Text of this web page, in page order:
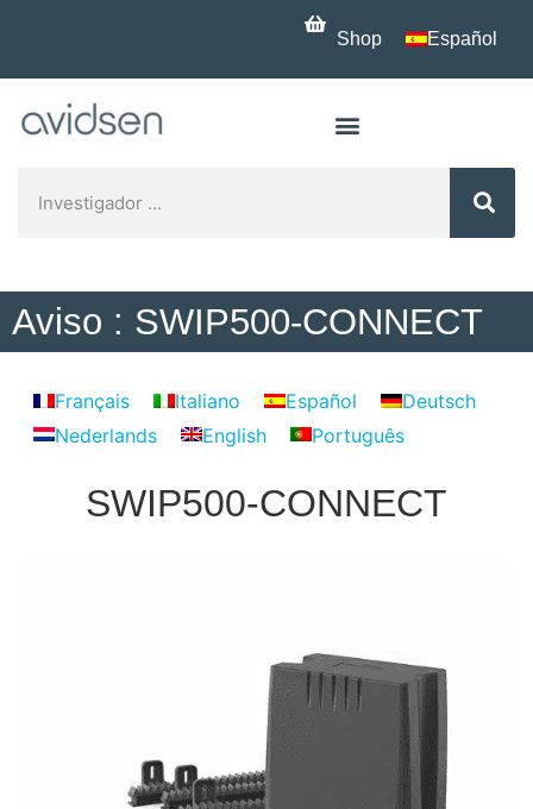
Shop Español
Aviso : SWIP500-CONNECT
Français Italiano Español
Deutsch
Nederlands
English Português
SWIP500-CONNECT